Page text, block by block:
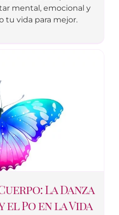
mental, emocional y
tu vida para mejor.
La Danza
Po en la Vida